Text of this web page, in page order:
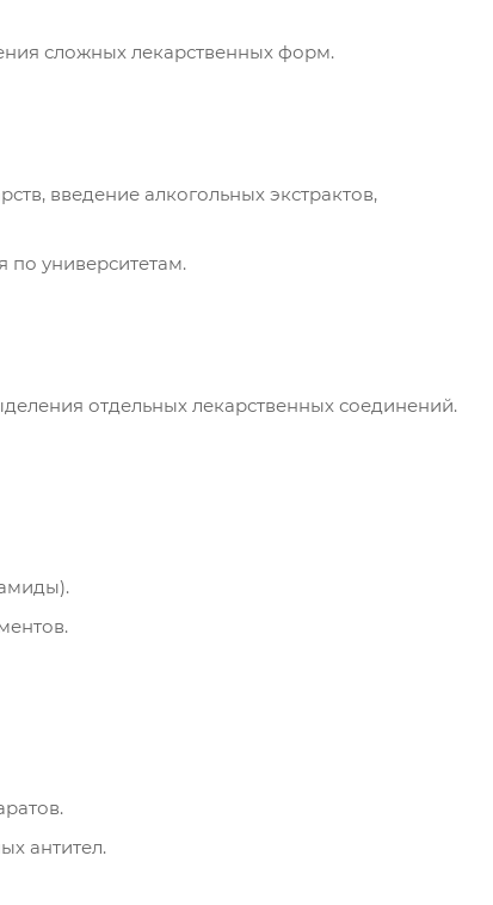
сложных лекарственных форм.
введение алкогольных экстрактов,
по университетам.
отдельных лекарственных соединений.
антител.